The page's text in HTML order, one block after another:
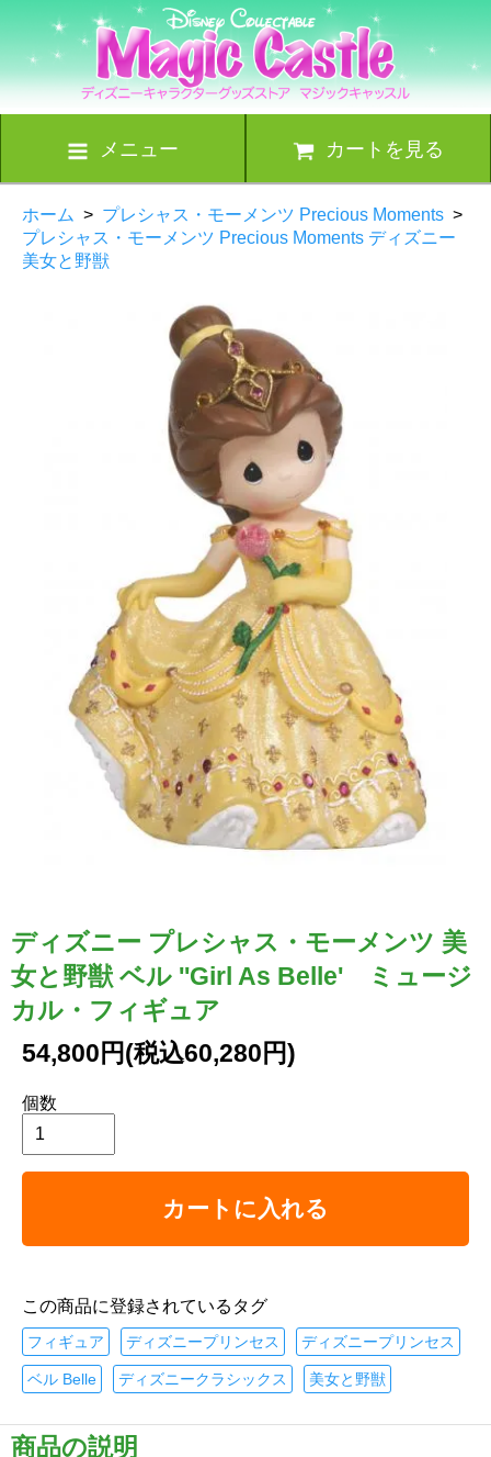
メニュー カートを見る
ホーム > プレシャス・モーメンツ Precious Moments >
プレシャス・モーメンツ Precious Moments ディズニー
美女と野獣
ディズニー プレシャス・モーメンツ 美
女と野獣 ベル ''Girl As Belle' ミュージ
カル・フィギュア
54,800円(税込60,280円)
個数
カートに入れる
この商品に登録されているタグ
フィギュア ディズニープリンセス ディズニープリンセス
ベル Belle ディズニークラシックス 美女と野獣
商品の説明